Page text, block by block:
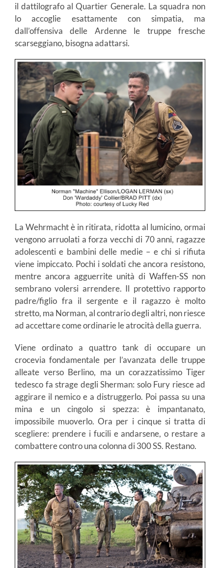
il dattilografo al Quartier Generale. La squadra non
lo accoglie esattamente con simpatia, ma
dall’offensiva delle Ardenne le truppe fresche
scarseggiano, bisogna adattarsi.
La Wehrmacht è in ritirata, ridotta al lumicino, ormai
vengono arruolati a forza vecchi di 70 anni, ragazze
adolescenti e bambini delle medie – e chi si rifiuta
viene impiccato. Pochi i soldati che ancora resistono,
mentre ancora agguerrite unità di Waffen-SS non
sembrano volersi arrendere. Il protettivo rapporto
padre/figlio fra il sergente e il ragazzo è molto
stretto, ma Norman, al contrario degli altri, non riesce
ad accettare come ordinarie le atrocità della guerra.
Viene ordinato a quattro tank di occupare un
crocevia fondamentale per l’avanzata delle truppe
alleate verso Berlino, ma un corazzatissimo Tiger
tedesco fa strage degli Sherman: solo Fury riesce ad
aggirare il nemico e a distruggerlo. Poi passa su una
mina e un cingolo si spezza: è impantanato,
impossibile muoverlo. Ora per i cinque si tratta di
scegliere: prendere i fucili e andarsene, o restare a
combattere contro una colonna di 300 SS. Restano.